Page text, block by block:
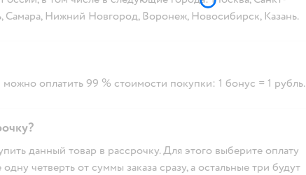
Самара, Нижний Новгород, Воронеж, Новосибирск, Казань.
оплатить 99 % стоимости покупки: 1 бонус = 1 рубль.
данный товар в рассрочку. Для этого выберите оплату
четверть от суммы заказа сразу, а остальные три будут